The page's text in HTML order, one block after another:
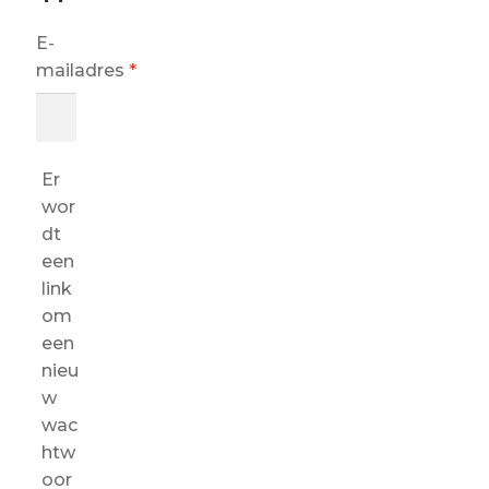
E-
mailadres *Vereist
Er
wor
dt
een
link
om
een
nieu
w
wac
htw
oor